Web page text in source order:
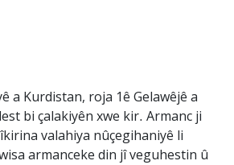
a Kurdistan, roja 1ê Gelawêjê a
bi çalakiyên xwe kir. Armanc ji
valahiya nûçegihaniyê li
armanceke din jî veguhestin û